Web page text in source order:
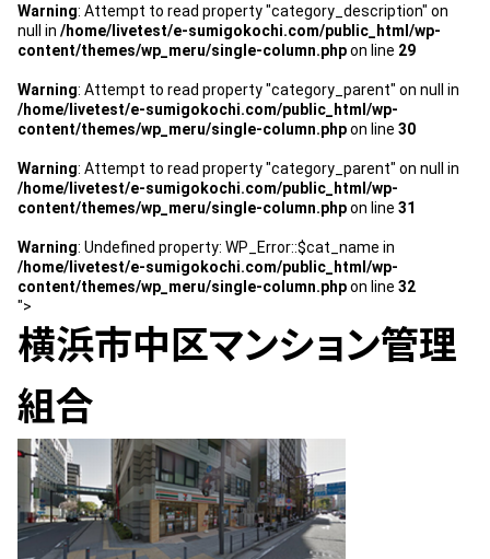
Warning: Attempt to read property "category_description" on
null in /home/livetest/e-sumigokochi.com/public_html/wp-
content/themes/wp_meru/single-column.phpon line 29
Warning: Attempt to read property "category_parent" on null in
/home/livetest/e-sumigokochi.com/public_html/wp-
content/themes/wp_meru/single-column.phpon line 30
Warning: Attempt to read property "category_parent" on null in
/home/livetest/e-sumigokochi.com/public_html/wp-
content/themes/wp_meru/single-column.phpon line 31
Warning: Undefined property: WP_Error::$cat_name in
/home/livetest/e-sumigokochi.com/public_html/wp-
content/themes/wp_meru/single-column.phpon line 32
">
横浜市中区マンション管理
組合
会社案内
会社概要
代表挨拶 »
経営理念 »
実績・お客様の声
よくあるご質問
コラム